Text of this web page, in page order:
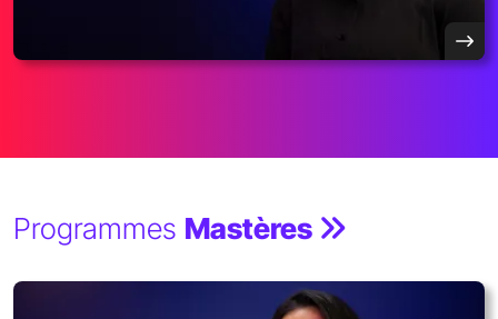
Programmes Mastères